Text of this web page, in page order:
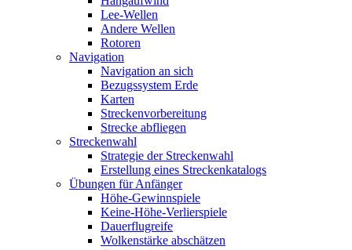
Lee-Wellen
Andere Wellen
Rotoren
Navigation
Navigation an sich
Bezugssystem Erde
Karten
Streckenvorbereitung
Strecke abfliegen
Streckenwahl
Strategie der Streckenwahl
Erstellung eines Streckenkatalogs
Übungen für Anfänger
Höhe-Gewinnspiele
Keine-Höhe-Verlierspiele
Dauerflugreife
Wolkenstärke abschätzen